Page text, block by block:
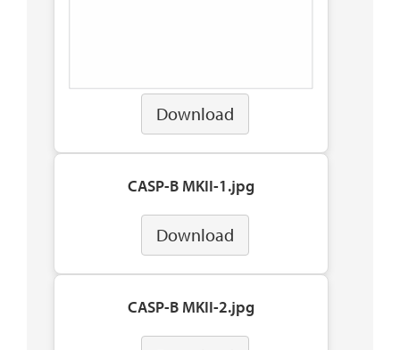
Download
CASP-B MKII-1.jpg
Download
CASP-B MKII-2.jpg